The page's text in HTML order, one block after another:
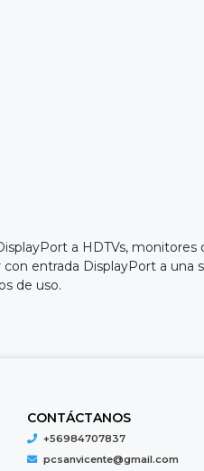
a HDTVs,
entrada DisplayPort a una
de uso.
CONTÁCTANOS
+56984707837
pcsanvicente@gmail.com